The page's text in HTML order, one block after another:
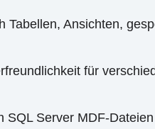
Ansichten,
für
Server MDF-